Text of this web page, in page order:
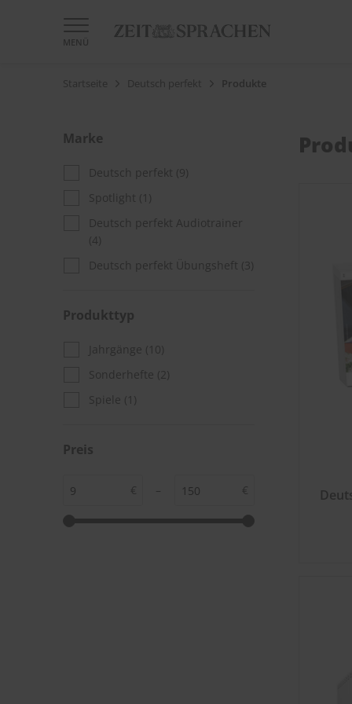
MENÜ
Startseite Deutsch perfekt Produkte
Marke
Deutsch perfekt (9)
Spotlight (1)
Deutsch perfekt Audiotrainer
(4)
Deutsch perfekt Übungsheft (3)
Produkttyp
Jahrgänge (10)
Sonderhefte (2)
Spiele (1)
Preis
€ – €